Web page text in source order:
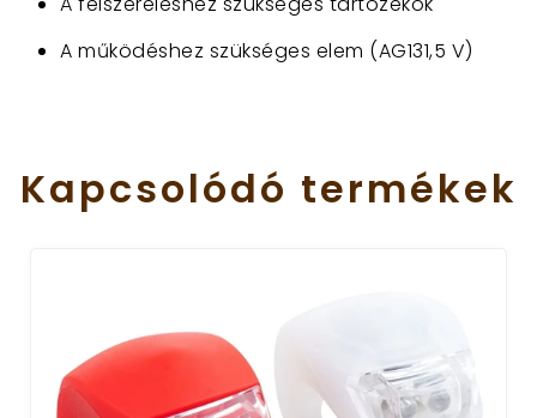
A működéshez szükséges elem (AG131,5 V)
Kapcsolódó termékek